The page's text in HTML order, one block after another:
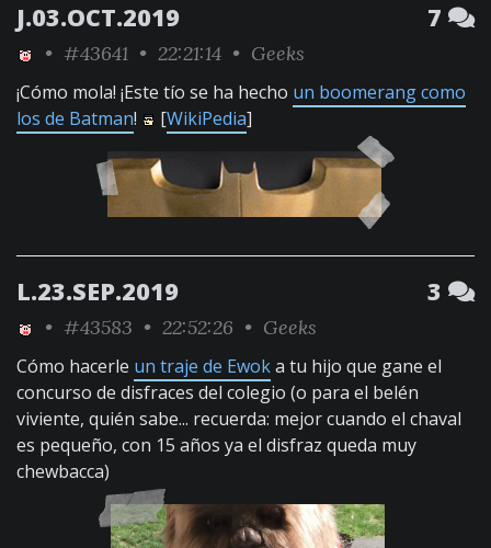
J.03.OCT.2019 7
• #43641 • 22:21:14 • Geeks
¡Cómo mola! ¡Este tío se ha hecho un boomerang como
los de Batman! [WikiPedia]
L.23.SEP.2019 3
• #43583 • 22:52:26 • Geeks
Cómo hacerle un traje de Ewoka tu hijo que gane el
concurso de disfraces del colegio (o para el belén
viviente, quién sabe... recuerda: mejor cuando el chaval
es pequeño, con 15 años ya el disfraz queda muy
chewbacca)